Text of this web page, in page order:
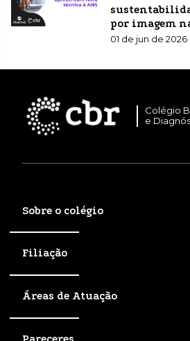
por imagem
suplementar
01 de jun de
Colégio
e
Sobre o colégio
Filiação
Áreas de Atuação